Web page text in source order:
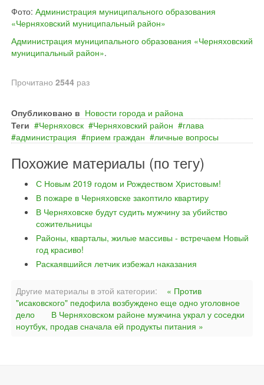
Фото: Администрация муниципального образования
«Черняховский муниципальный район»
Администрация муниципального образования «Черняховский
муниципальный район».
Прочитано 2544 раз
Опубликовано в Новости города и района
Теги
Черняховск Черняховский район
глава
администрация
прием граждан личные вопросы
Похожие материалы (по тегу)
С Новым 2019 годом и Рождеством Христовым!
В пожаре в Черняховске закоптило квартиру
В Черняховске будут судить мужчину за убийство
сожительницы
Районы, кварталы, жилые массивы - встречаем Новый
год красиво!
Раскаявшийся летчик избежал наказания
Другие материалы в этой категории:
« Против
"исаковского" педофила возбуждено еще одно уголовное
дело
В Черняховском районе мужчина украл у соседки
ноутбук, продав сначала ей продукты питания »